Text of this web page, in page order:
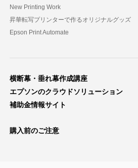
New Printing Work
昇華転写プリンターで作るオリジナルグッズ
Epson Print Automate
横断幕・垂れ幕作成講座
エプソンのクラウドソリューション
補助金情報サイト
購入前のご注意